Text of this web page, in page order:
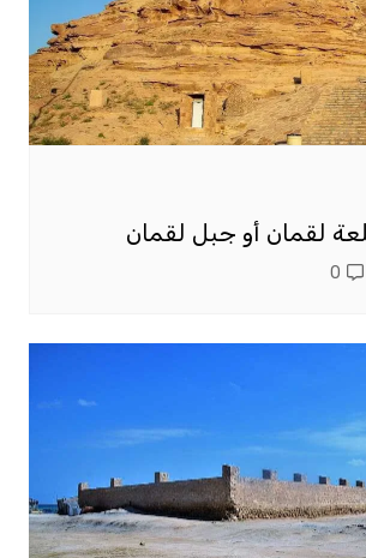
لقمان أو جبل لقمان
0